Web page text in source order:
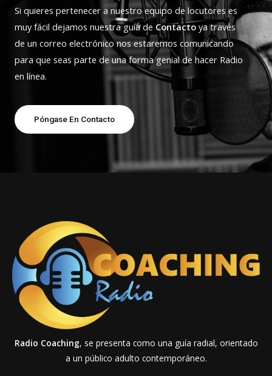
Si quieres pertenecer a nuestro equipo de locutores es
muy fácil dejamos nuestra guía de Contacto ya través
de un correo electrónico nos estaremos comunicando
para que seas parte de una forma genial de hacer Radio
en línea.
Póngase En Contacto
Radio Coaching, se presenta como una guía radial, orientado
a un público adulto contemporáneo.